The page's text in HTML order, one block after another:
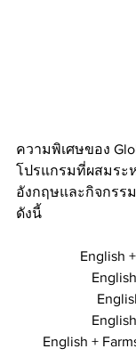
ความพิเศษของ
โปรแกรมที่ผสมระ
อังกฤษและกิจกรร
ดังนี้
English
English +